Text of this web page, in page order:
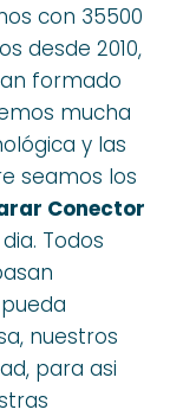
con 35500
desde 2010,
formado
mucha
y las
seamos los
Conector
Todos
nuestros
para asi